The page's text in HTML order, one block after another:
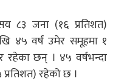
८३ जना (१६ प्रतिशत)
४५ वर्ष उमेर समूहमा १
रहेका छन् । ४५ वर्षभन्दा
रहेको छ ।